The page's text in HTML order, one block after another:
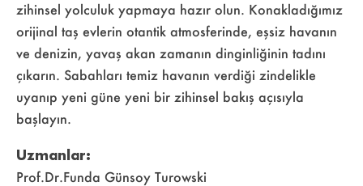
zihinsel yolculuk yapmaya hazır olun. Konakladığımız
orijinal taş evlerin otantik atmosferinde, eşsiz havanın
ve denizin, yavaş akan zamanın dinginliğinin tadını
çıkarın. Sabahları temiz havanın verdiği zindelikle
uyanıp yeni güne yeni bir zihinsel bakış açısıyla
başlayın.
Uzmanlar:
Prof.Dr.Funda Günsoy Turowski